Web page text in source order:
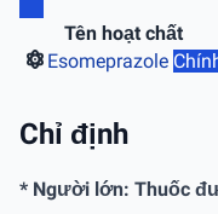
Tên hoạt chất
Esomeprazole
Chỉ định
* Người lớn: Thuốc